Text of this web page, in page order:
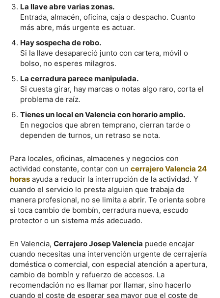
La llave abre varias zonas.
Entrada, almacén, oficina, caja o despacho. Cuanto
más abre, más urgente es actuar.
Hay sospecha de robo.
Si la llave desapareció junto con cartera, móvil o
bolso, no esperes milagros.
La cerradura parece manipulada.
Si cuesta girar, hay marcas o notas algo raro, corta el
problema de raíz.
Tienes un local en Valencia con horario amplio.
En negocios que abren temprano, cierran tarde o
dependen de turnos, un retraso se nota.
Para locales, oficinas, almacenes y negocios con
actividad constante, contar con un cerrajero Valencia 24
horas ayuda a reducir la interrupción de la actividad. Y
cuando el servicio lo presta alguien que trabaja de
manera profesional, no se limita a abrir. Te orienta sobre
si toca cambio de bombín, cerradura nueva, escudo
protector o un sistema más adecuado.
En Valencia, Cerrajero Josep Valencia puede encajar
cuando necesitas una intervención urgente de cerrajería
doméstica o comercial, con especial atención a apertura,
cambio de bombín y refuerzo de accesos. La
recomendación no es llamar por llamar, sino hacerlo
cuando el coste de esperar sea mayor que el coste de